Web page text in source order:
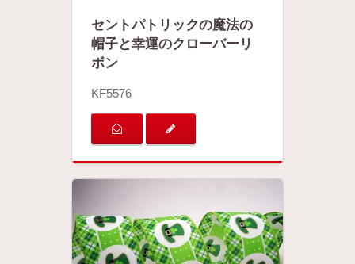
セントパトリックの魔法の
帽子と幸運のクローバーリ
ボン
KF5576